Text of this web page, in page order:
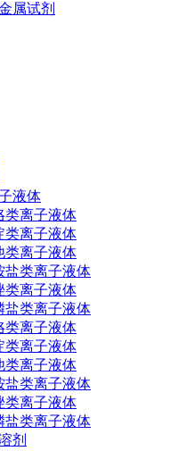
属试剂
液体
类离子液体
类离子液体
类离子液体
盐类离子液体
类离子液体
盐类离子液体
类离子液体
类离子液体
类离子液体
盐类离子液体
类离子液体
盐类离子液体
剂